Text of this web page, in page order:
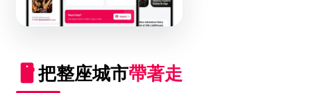
把整座城市帶著走